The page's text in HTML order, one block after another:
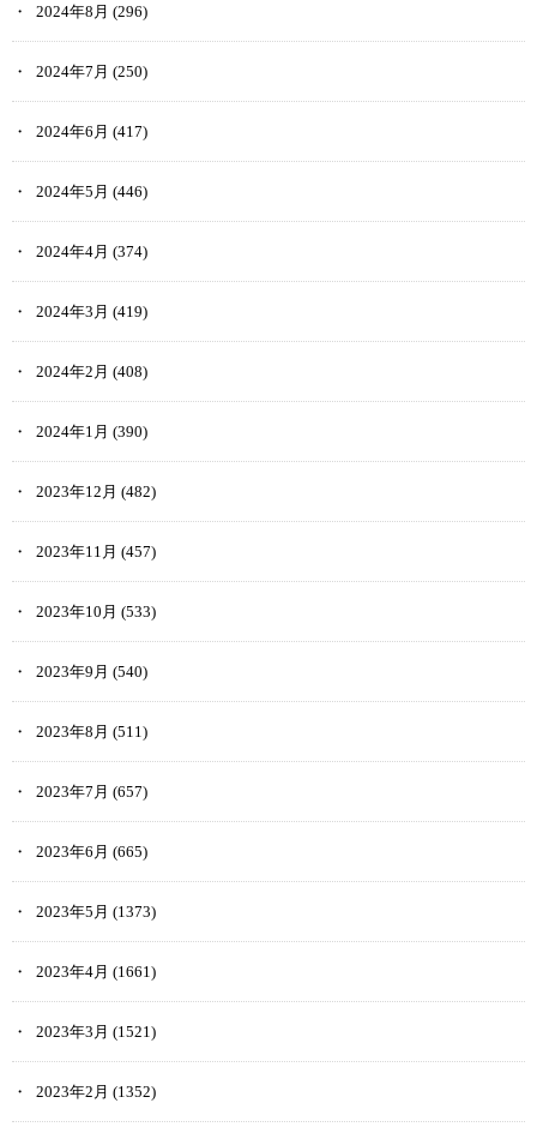
2024年8月 (296)
2024年7月 (250)
2024年6月 (417)
2024年5月 (446)
2024年4月 (374)
2024年3月 (419)
2024年2月 (408)
2024年1月 (390)
2023年12月 (482)
2023年11月 (457)
2023年10月 (533)
2023年9月 (540)
2023年8月 (511)
2023年7月 (657)
2023年6月 (665)
2023年5月 (1373)
2023年4月 (1661)
2023年3月 (1521)
2023年2月 (1352)